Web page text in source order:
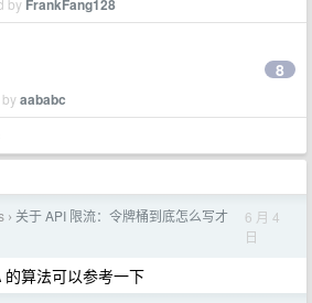
by FrankFang128
aababc
8
› 关于 API 限流：令牌桶到底怎么写才
6 月 4
日
算法可以参考一下